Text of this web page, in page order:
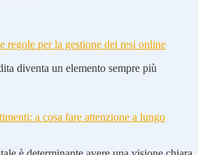
regole per la gestione dei resi online
diventa un elemento sempre più
a cosa fare attenzione a lungo